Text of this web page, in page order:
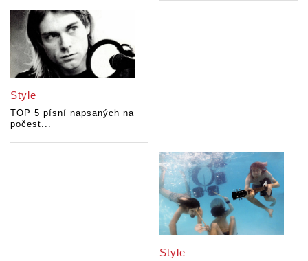
Style
TOP 5 písní napsaných na
počest...
Style